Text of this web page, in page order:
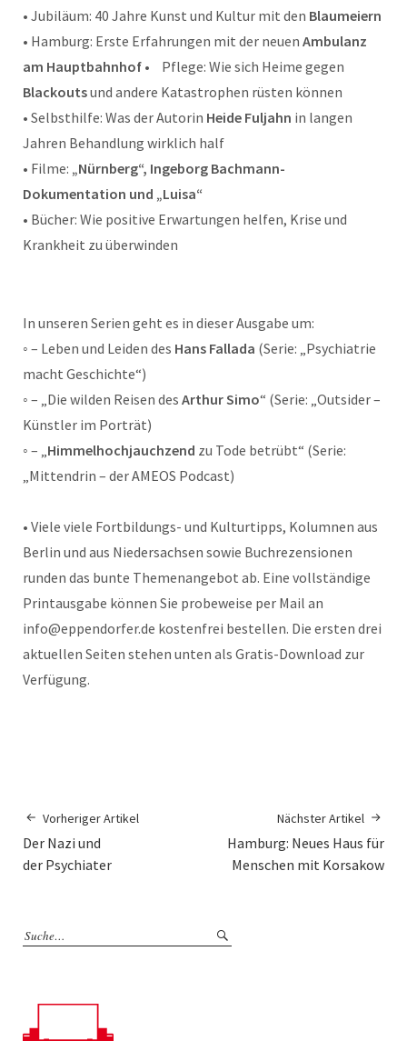
• Jubiläum: 40 Jahre Kunst und Kultur mit den Blaumeiern
• Hamburg: Erste Erfahrungen mit der neuen Ambulanz
am Hauptbahnhof • Pflege: Wie sich Heime gegen
Blackoutsund andere Katastrophen rüsten können
• Selbsthilfe: Was der Autorin Heide Fuljahn in langen
Jahren Behandlung wirklich half
• Filme: „Nürnberg“, Ingeborg Bachmann-
Dokumentation und „Luisa“
• Bücher: Wie positive Erwartungen helfen, Krise und
Krankheit zu überwinden
In unseren Serien geht es in dieser Ausgabe um:
◦ – Leben und Leiden des Hans Fallada (Serie: „Psychiatrie
macht Geschichte“)
◦ – „Die wilden Reisen des Arthur Simo“ (Serie: „Outsider –
Künstler im Porträt)
◦ – „ Himmelhochjauchzend zu Tode betrübt“ (Serie:
„Mittendrin – der AMEOS Podcast)
• Viele viele Fortbildungs- und Kulturtipps, Kolumnen aus
Berlin und aus Niedersachsen sowie Buchrezensionen
runden das bunte Themenangebot ab. Eine vollständige
Printausgabe können Sie probeweise per Mail an
info@eppendorfer.de kostenfrei bestellen. Die ersten drei
aktuellen Seiten stehen unten als Gratis-Download zur
Verfügung.
Vorheriger Artikel
Der Nazi und
der Psychiater
Nächster Artikel
Hamburg: Neues Haus für
Menschen mit Korsakow